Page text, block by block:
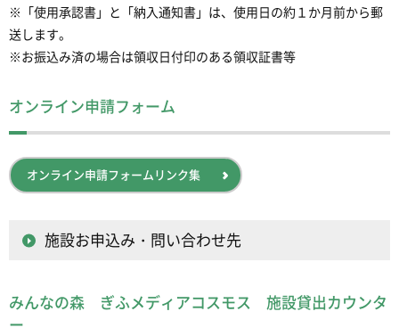
※「使用承認書」と「納入通知書」は、使用日の約１か月前から郵
送します。
※お振込み済の場合は領収日付印のある領収証書等
オンライン申請フォーム
オンライン申請フォームリンク集
施設お申込み・問い合わせ先
みんなの森 ぎふメディアコスモス 施設貸出カウンタ
ー